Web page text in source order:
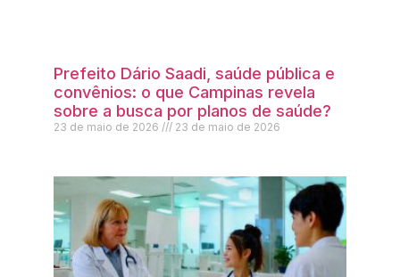
Prefeito Dário Saadi, saúde pública e
convênios: o que Campinas revela
sobre a busca por planos de saúde?
23 de maio de 2026 23 de maio de 2026